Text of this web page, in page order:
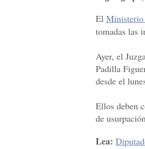
El
tomadas las
Ayer, el
Padilla
desde el
Ellos deben
de
Lea: